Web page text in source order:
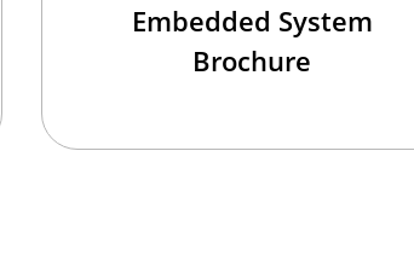
Embedded System
Brochure